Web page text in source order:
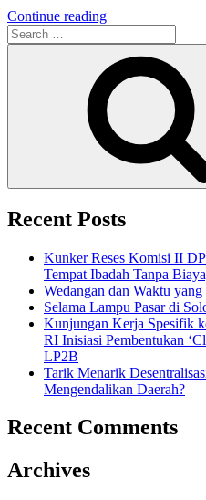
Continue reading“Survei
Publik
Apresiasi
Kinerja
Pemerintahan
Presiden
Jokowi
Wapres
Amin
di
Pandemi”
Search
for:
Recent Posts
Kunker Reses Komisi II
Tempat Ibadah Tanpa
Wedangan dan Waktu yang
Selama Lampu Pasar di
Kunjungan Kerja Spesifik
RI Inisiasi Pembentukan
LP2B
Tarik Menarik
Mengendalikan Daerah?
Recent Comments
Archives